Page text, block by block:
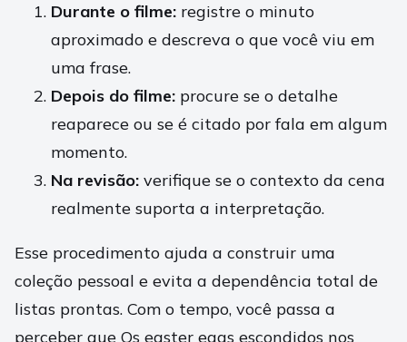
Durante o filme: registre o minuto
aproximado e descreva o que você viu em
uma frase.
Depois do filme: procure se o detalhe
reaparece ou se é citado por fala em algum
momento.
Na revisão: verifique se o contexto da cena
realmente suporta a interpretação.
Esse procedimento ajuda a construir uma
coleção pessoal e evita a dependência total de
listas prontas. Com o tempo, você passa a
perceber que Os easter eggs escondidos nos